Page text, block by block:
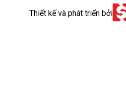
Thiết kế và phát triển bởi